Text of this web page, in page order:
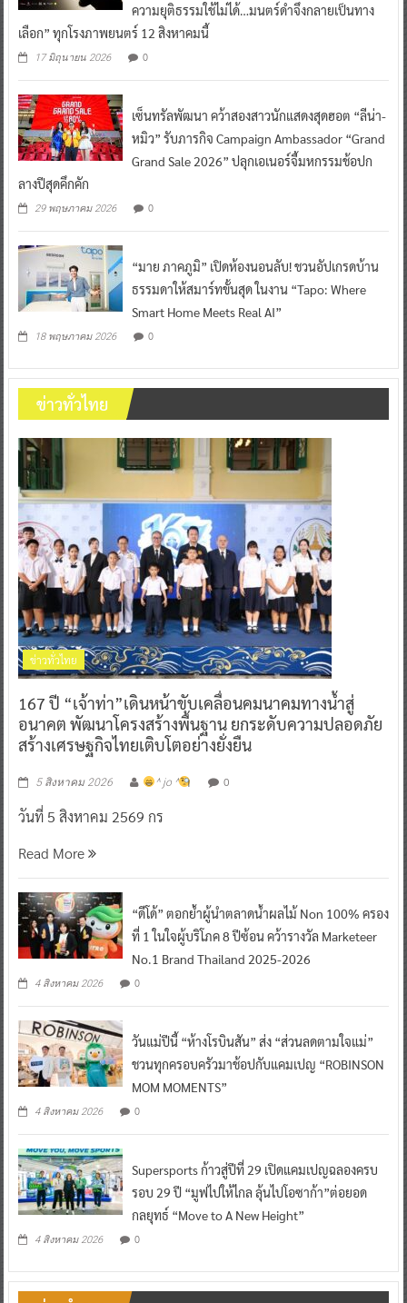
ความยุติธรรมใช้ไม่ได้…มนตร์ดำจึงกลายเป็นทาง
เลือก” ทุกโรงภาพยนตร์ 12 สิงหาคมนี้
17 มิถุนายน 2026 0
เซ็นทรัลพัฒนา คว้าสองสาวนักแสดงสุดฮอต “ลีน่า-
หมิว” รับภารกิจ Campaign Ambassador “Grand
Grand Sale 2026” ปลุกเอเนอร์จี้มหกรรมช้อปก
ลางปีสุดคึกคัก
29 พฤษภาคม 2026 0
“มาย ภาคภูมิ” เปิดห้องนอนลับ! ชวนอัปเกรดบ้าน
ธรรมดาให้สมาร์ทขั้นสุด ในงาน “Tapo: Where
Smart Home Meets Real AI”
18 พฤษภาคม 2026 0
ข่าวทั่วไทย
ข่าวทั่วไทย
167 ปี “เจ้าท่า”เดินหน้าขับเคลื่อนคมนาคมทางน้ำสู่
อนาคต พัฒนาโครงสร้างพื้นฐาน ยกระดับความปลอดภัย
สร้างเศรษฐกิจไทยเติบโตอย่างยั่งยืน
5 สิงหาคม 2026 ^ jo ^ 0
วันที่ 5 สิงหาคม 2569 กร
Read More
“ดีโด้” ตอกย้ำผู้นำตลาดน้ำผลไม้ Non 100% ครอง
ที่ 1 ในใจผู้บริโภค 8 ปีซ้อน คว้ารางวัล Marketeer
No.1 Brand Thailand 2025-2026
4 สิงหาคม 2026 0
วันแม่ปีนี้ “ห้างโรบินสัน” ส่ง “ส่วนลดตามใจแม่”
ชวนทุกครอบครัวมาช้อปกับแคมเปญ “ROBINSON
MOM MOMENTS”
4 สิงหาคม 2026 0
Supersports ก้าวสู่ปีที่ 29 เปิดแคมเปญฉลองครบ
รอบ 29 ปี “มูฟไปให้ไกล ลุ้นไปโอซาก้า”ต่อยอด
กลยุทธ์ “Move to A New Height”
4 สิงหาคม 2026 0